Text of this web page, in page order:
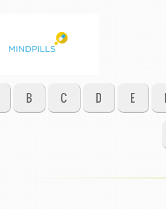
B C D E